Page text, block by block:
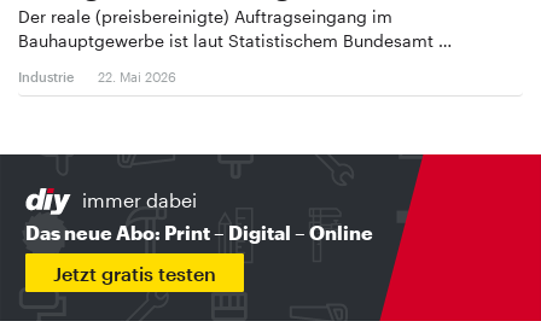
Der reale (preisbereinigte) Auftragseingang im
Bauhauptgewerbe ist laut Statistischem Bundesamt …
Industrie 22. Mai 2026
immer dabei
Das neue Abo: Print – Digital – Online
Jetzt gratis testen